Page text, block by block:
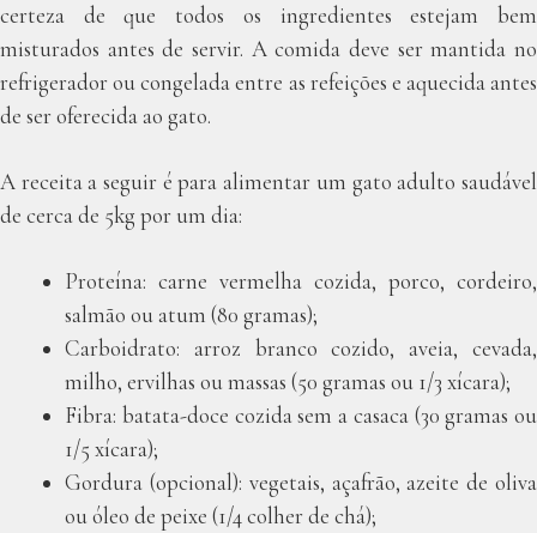
certeza de que todos os ingredientes estejam bem
misturados antes de servir. A comida deve ser mantida no
refrigerador ou congelada entre as refeições e aquecida antes
de ser oferecida ao gato.
A receita a seguir é para alimentar um gato adulto saudável
de cerca de 5kg por um dia:
Proteína: carne vermelha cozida, porco, cordeiro,
salmão ou atum (80 gramas);
Carboidrato: arroz branco cozido, aveia, cevada,
milho, ervilhas ou massas (50 gramas ou 1/3 xícara);
Fibra: batata-doce cozida sem a casaca (30 gramas ou
1/5 xícara);
Gordura (opcional): vegetais, açafrão, azeite de oliva
ou óleo de peixe (1/4 colher de chá);